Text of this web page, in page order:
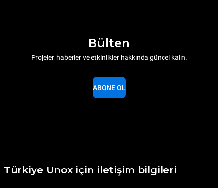
Bülten
Projeler, haberler ve etkinlikler hakkında güncel kalın.
ABONE OL
Türkiye Unox için iletişim bilgileri